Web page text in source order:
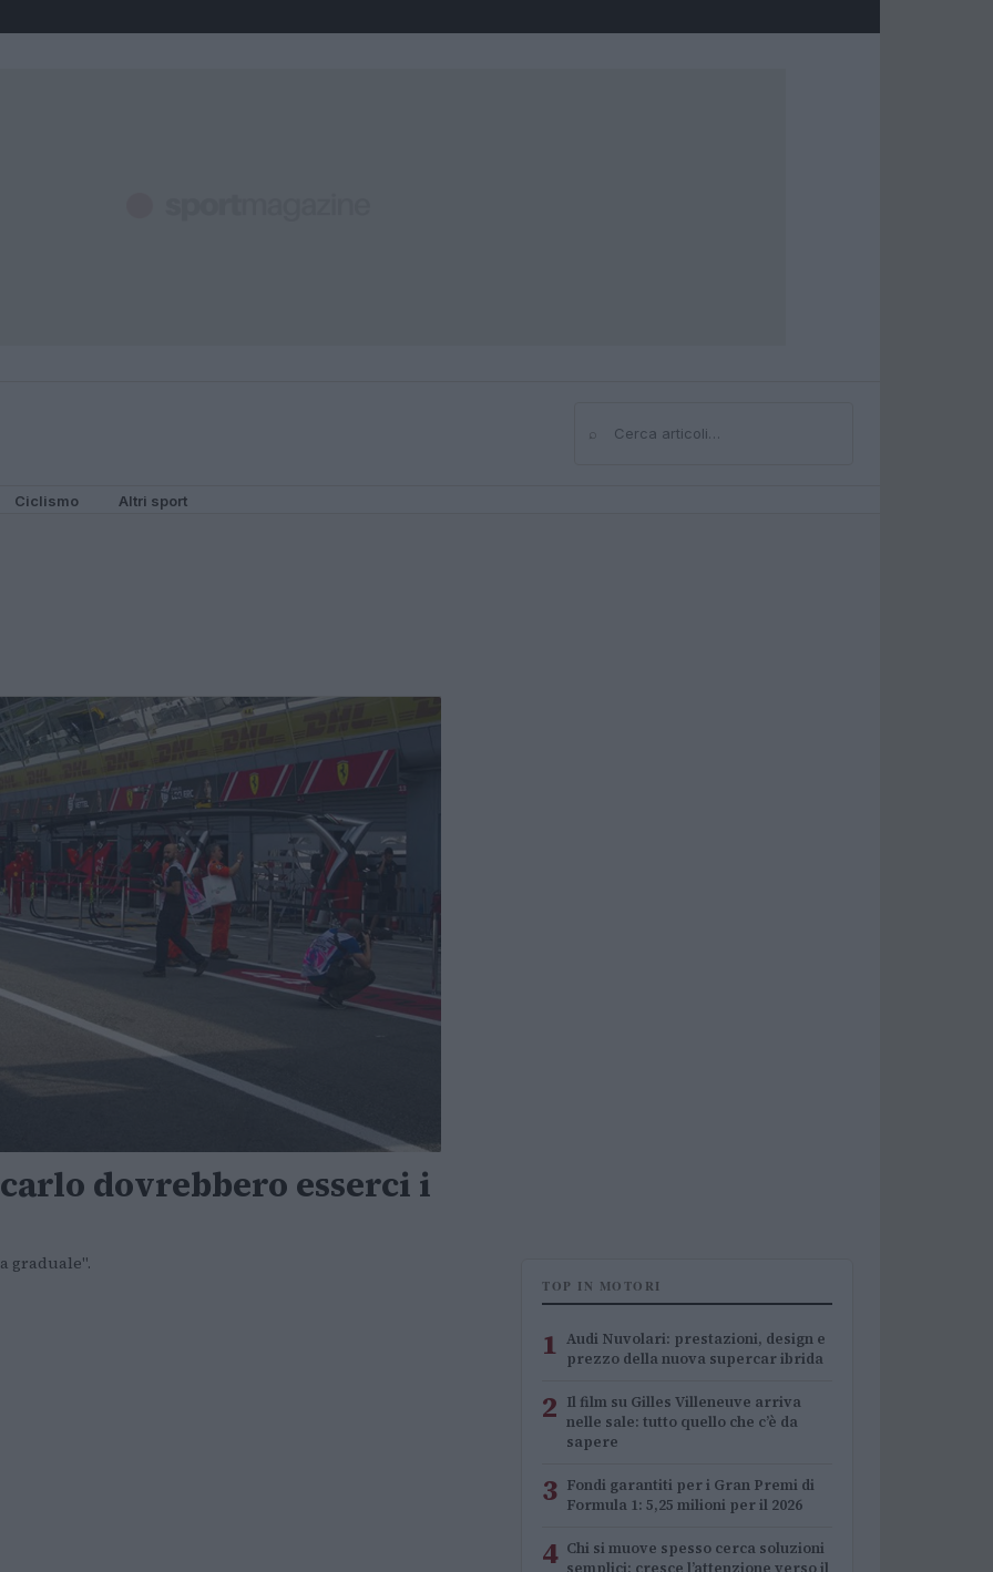
⌕Cerca
Ciclismo Altri sport
dovrebbero esserci i
graduale".
TOP IN MOTORI
1 Audi Nuvolari: prestazioni, design e
prezzo della nuova supercar ibrida
2 Il film su Gilles Villeneuve arriva
nelle sale: tutto quello che c’è da
sapere
3 Fondi garantiti per i Gran Premi di
Formula 1: 5,25 milioni per il 2026
4 Chi si muove spesso cerca soluzioni
semplici: cresce l’attenzione verso il